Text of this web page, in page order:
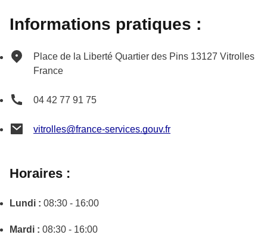
Informations pratiques :
Place de la Liberté Quartier des Pins 13127 Vitrolles
France
04 42 77 91 75
vitrolles@france-services.gouv.fr
Horaires :
Lundi : 08:30 - 16:00
Mardi : 08:30 - 16:00